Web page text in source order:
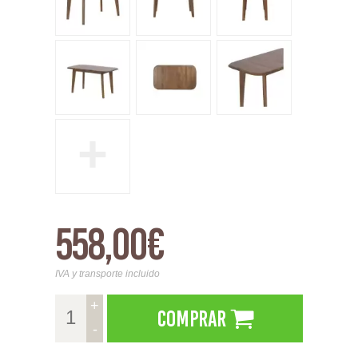
558,00€
IVA y transporte incluido
+
-
Comprar